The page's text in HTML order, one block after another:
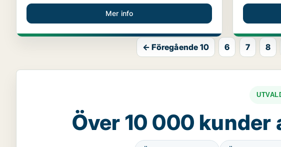
Mer info
← Föregående 10 6 7 8
Över 10 000